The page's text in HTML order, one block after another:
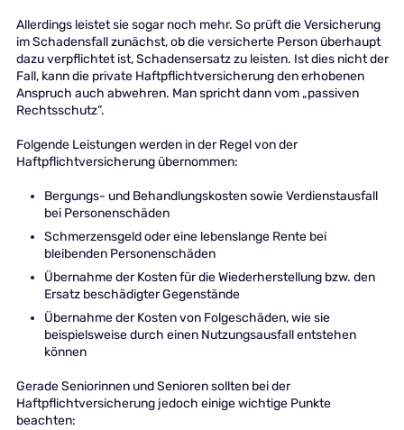
Allerdings leistet sie sogar noch mehr. So prüft die Versicherung
im Schadensfall zunächst, ob die versicherte Person überhaupt
dazu verpflichtet ist, Schadensersatz zu leisten. Ist dies nicht der
Fall, kann die private Haftpflichtversicherung den erhobenen
Anspruch auch abwehren. Man spricht dann vom „passiven
Rechtsschutz”.
Folgende Leistungen werden in der Regel von der
Haftpflichtversicherung übernommen:
Bergungs- und Behandlungskosten sowie Verdienstausfall
bei Personenschäden
Schmerzensgeld oder eine lebenslange Rente bei
bleibenden Personenschäden
Übernahme der Kosten für die Wiederherstellung bzw. den
Ersatz beschädigter Gegenstände
Übernahme der Kosten von Folgeschäden, wie sie
beispielsweise durch einen Nutzungsausfall entstehen
können
Gerade Seniorinnen und Senioren sollten bei der
Haftpflichtversicherung jedoch einige wichtige Punkte
beachten: